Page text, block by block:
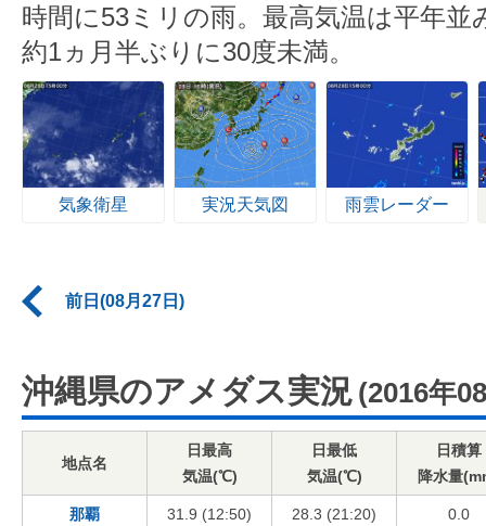
時間に53ミリの雨。最高気温は平年並
約1ヵ月半ぶりに30度未満。
気象衛星 実況天気図 雨雲レーダー
前日(08月27日)
沖縄県のアメダス実況 (2016年
地点名
日最高
気温(℃)
日最低
気温(℃)
日積算
降水量
那覇 31.9 (12:50) 28.3 (21:20) 0.0